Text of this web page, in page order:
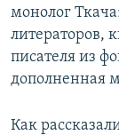
монолог
литераторов,
писателя из
дополненная
Как